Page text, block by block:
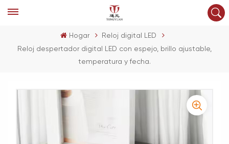
Hogar
Reloj digital LED
Reloj despertador digital LED con espejo, brillo ajustable,
temperatura y fecha.